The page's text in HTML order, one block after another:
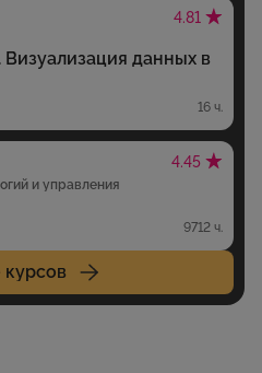
4.81
данных в
16 ч.
4.45
и управления
9712 ч.